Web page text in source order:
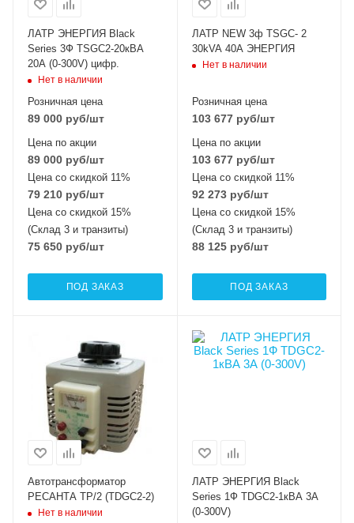
ЛАТР ЭНЕРГИЯ Black
Series 3Ф TSGC2-20кВА
20А (0-300V) цифр.
Нет в наличии
Розничная цена
89 000 руб/шт
Цена по акции
89 000 руб/шт
Цена со скидкой 11%
79 210 руб/шт
Цена со скидкой 15%
(Склад 3 и транзиты)
75 650 руб/шт
ПОД ЗАКАЗ
ЛАТР NEW 3ф TSGC- 2
30kVA 40А ЭНЕРГИЯ
Нет в наличии
Розничная цена
103 677руб/шт
Цена по акции
103 677руб/шт
Цена со скидкой 11%
92 273руб/шт
Цена со скидкой 15%
(Склад 3 и транзиты)
88 125руб/шт
ПОД ЗАКАЗ
Автотрансформатор
РЕСАНТА ТР/2 (TDGC2-2)
Нет в наличии
ЛАТР ЭНЕРГИЯ Black
Series 1Ф TDGC2-1кВА 3А
(0-300V)